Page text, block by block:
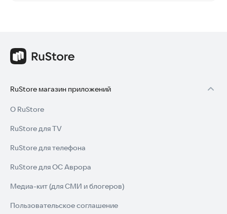
RuStore магазин приложений
О RuStore
RuStore для TV
RuStore для телефона
RuStore для ОС Аврора
Медиа-кит (для СМИ и блогеров)
Пользовательское соглашение